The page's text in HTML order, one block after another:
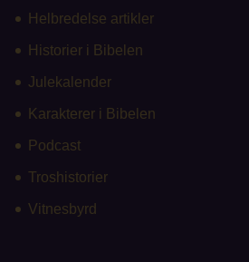
Helbredelse artikler
Historier i Bibelen
Julekalender
Karakterer i Bibelen
Podcast
Troshistorier
Vitnesbyrd